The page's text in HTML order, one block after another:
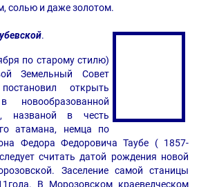
солью и даже золотом.
.
по старому стилю)
Земельный Совет
открыть
названой в честь
атамана, немца по
Федора Федоровича Таубе ( 1857-
считать датой рождения новой
Заселение самой станицы
В Морозовском краеведческом